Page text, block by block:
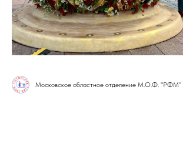
Московское областное отделение М.О.Ф. "РФМ"